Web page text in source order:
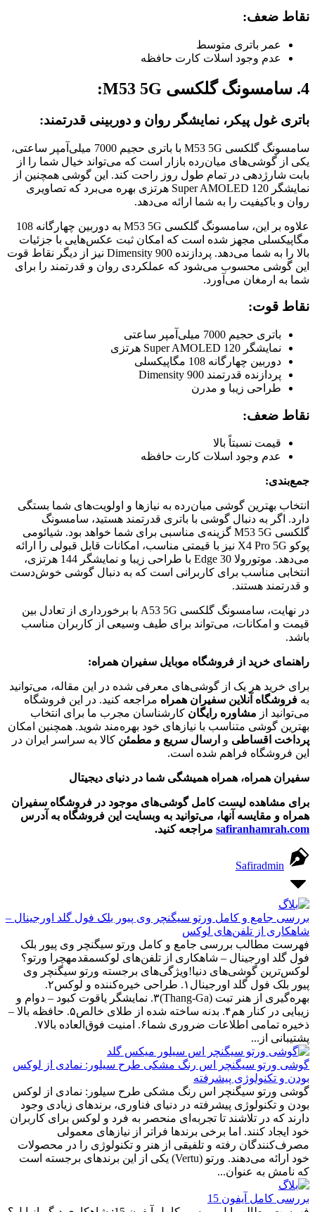
نقاط ضعف:
عمر باتری متوسط
عدم وجود اسلات کارت حافظه
4. سامسونگ گلکسی M53 5G:
باتری غول پیکر، نمایشگر روان و دوربینی قدرتمند:
سامسونگ گلکسی M53 5G با باتری حجیم 7000 میلی‌آمپر ساعتی،
یکی از گوشی‌های میان‌رده بازار است که می‌تواند خیال شما را از
بابت شارژدهی در تمام طول روز راحت کند. این گوشی همچنین از
نمایشگر Super AMOLED 120 هرتزی بهره می‌برد که تصاویری
روان و باکیفیت را به شما ارائه می‌دهد.
علاوه بر این، سامسونگ گلکسی M53 5G به دوربین چهارگانه 108
مگاپیکسلی مجهز شده است که امکان ثبت عکس‌هایی با جزئیات
بالا را به شما می‌دهد. پردازنده Dimensity 900 نیز از دیگر نقاط قوت
این گوشی محسوب می‌شود که عملکردی روان و قدرتمند را برای
شما به ارمغان می‌آورد.
نقاط قوت:
باتری حجیم 7000 میلی‌آمپر ساعتی
نمایشگر Super AMOLED 120 هرتزی
دوربین چهارگانه 108 مگاپیکسلی
پردازنده قدرتمند Dimensity 900
طراحی زیبا و مدرن
نقاط ضعف:
قیمت نسبتاً بالا
عدم وجود اسلات کارت حافظه
جمع‌بندی:
انتخاب بهترین گوشی میان‌رده به نیازها و اولویت‌های شما بستگی
دارد. اگر به دنبال گوشی با باتری قدرتمند هستید، سامسونگ
گلکسی M53 5G گزینه‌ی مناسبی برای شما خواهد بود. شیائومی
پوکو X4 Pro 5G نیز با قیمتی مناسب، امکانات قابل قبولی را ارائه
می‌دهد. موتورولا Edge 30 با طراحی زیبا و نمایشگر 144 هرتزی،
انتخابی مناسب برای کاربرانی است که به دنبال گوشی خوش‌دست
و قدرتمند هستند.
در نهایت، سامسونگ گلکسی A53 5G با برخورداری از تعادل بین
قیمت و امکانات، می‌تواند برای طیف وسیعی از کاربران مناسب
باشد.
راهنمای خرید از فروشگاه موبایل سفیران همراه:
برای خرید هر یک از گوشی‌های معرفی شده در این مقاله، می‌توانید
به فروشگاه آنلاین سفیران همراه مراجعه کنید. در این فروشگاه
می‌توانید از مشاوره رایگان کارشناسان مجرب ما برای انتخاب
بهترین گوشی متناسب با نیازهای خود بهره‌مند شوید. همچنین امکان
پرداخت اقساطی و ارسال سریع و مطمئن کالا به سراسر ایران در
این فروشگاه فراهم شده است.
سفیران همراه، همراه همیشگی شما در دنیای دیجیتال
برای مشاهده لیست کامل گوشی‌های موجود در فروشگاه سفیران
همراه و مقایسه آنها، می‌توانید به وبسایت این فروشگاه به آدرس
safiranhamrah.com مراجعه کنید.
Safiradmin
بررسی جامع و کامل ورتو سیگنچر وی پیور بلک فول گلد اورجینال –
شاهکاری از تلفن‌های لوکس
فهرست مطالب بررسی جامع و کامل ورتو سیگنچر وی پیور بلک
فول گلد اورجینال – شاهکاری از تلفن‌های لوکسمقدمهچرا ورتو؟
لوکس‌ترین گوشی‌های دنیا!ویژگی‌های برجسته ورتو سیگنچر وی
پیور بلک فول گلد اورجینال۱. طراحی خیره‌کننده و لوکس۲.
بهره‌گیری از هنر تبت (Thang-Ga)۳. نمایشگر یاقوت کبود – دوام و
زیبایی در کنار هم۴. بدنه ساخته شده از طلای خالص۵. حافظه بالا –
ذخیره تمامی اطلاعات ضروری شما۶. امنیت فوق‌العاده بالا۷.
پشتیبانی از...
گوشی ورتو سیگنچر اس رنگ مشکی طرح سیلور: نمادی از لوکس
بودن و تکنولوژی پیشرفته
گوشی ورتو سیگنچر اس رنگ مشکی طرح سیلور: نمادی از لوکس
بودن و تکنولوژی پیشرفته در دنیای فناوری، برندهای زیادی وجود
دارند که در تلاشند تا تجربه‌ای منحصر به فرد و لوکس برای کاربران
خود ایجاد کنند. اما برخی برندها فراتر از نیازهای معمولی
مصرف‌کنندگان رفته و تلفیقی از هنر و تکنولوژی را در محصولات
خود ارائه می‌دهند. ورتو (Vertu) یکی از این برندهای برجسته است
که نامش به عنوان...
بررسی کامل آیفون 15